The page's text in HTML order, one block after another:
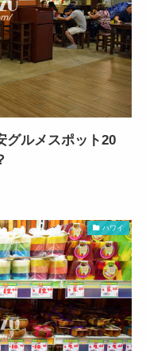
グルメスポット20
ハワイ